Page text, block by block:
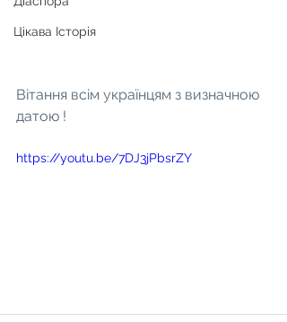
Цікава Історія
Вітання всім українцям з визначною
датою !
https://youtu.be/7DJ3jPbsrZY